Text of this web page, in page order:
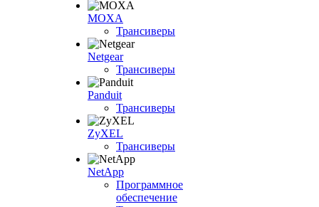
MOXA
Трансиверы
Netgear
Трансиверы
Panduit
Трансиверы
ZyXEL
Трансиверы
NetApp
Программное
обеспечение